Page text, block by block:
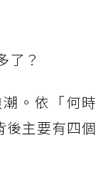
了？
。依「何時
後主要有四個